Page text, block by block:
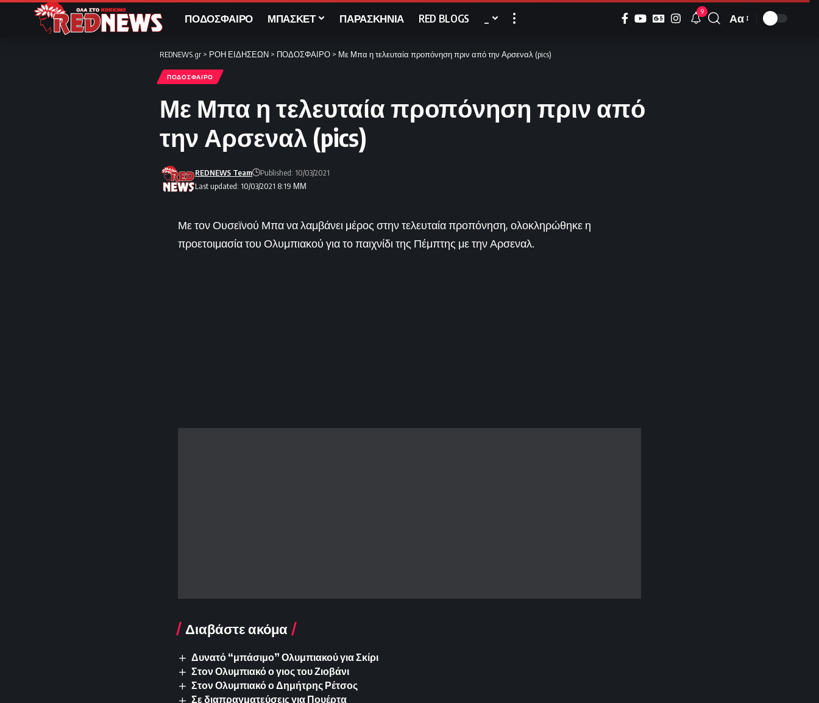
ΠΟΔΟΣΦΑΙΡΟ ΜΠΑΣΚΕΤ ΠΑΡΑΣΚΗΝΙΑ RED BLOGS 9
Font
Αα
REDNEWS.gr > ΡΟΗ ΕΙΔΗΣΕΩΝ > ΠΟΔΟΣΦΑΙΡΟ > Με Μπα η τελευταία προπόνηση πριν από την Αρσεναλ (pics)
ΠΟΔΟΣΦΑΙΡΟ
Με Μπα η τελευταία προπόνηση πριν από
την Αρσεναλ (pics)
Last updated: 10/03/2021 8:19 ΜΜ
REDNEWS Team Published: 10/03/2021
Με τον Ουσεϊνού Μπα να λαμβάνει μέρος στην τελευταία προπόνηση, ολοκληρώθηκε η
προετοιμασία του Ολυμπιακού για το παιχνίδι της Πέμπτης με την Αρσεναλ.
Διαβάστε ακόμα
Δυνατό “μπάσιμο” Ολυμπιακού για Σκίρι
Στον Ολυμπιακό ο γιος του Ζιοβάνι
Στον Ολυμπιακό ο Δημήτρης Ρέτσος
Σε διαπραγματεύσεις για Πουέρτα